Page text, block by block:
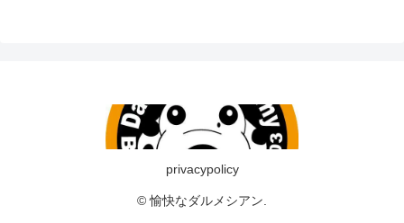
privacypolicy
© 愉快なダルメシアン.